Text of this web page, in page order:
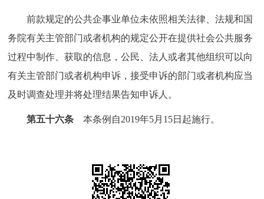
前款规定的公共企事业单位未依照相关法律、法规和国
务院有关主管部门或者机构的规定公开在提供社会公共服务
过程中制作、获取的信息，公民、法人或者其他组织可以向
有关主管部门或者机构申诉，接受申诉的部门或者机构应当
及时调查处理并将处理结果告知申诉人。
第五十六条 本条例自2019年5月15日起施行。